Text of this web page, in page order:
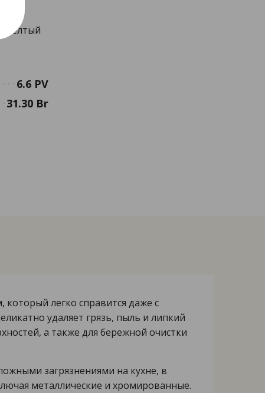
желтый
6.6 PV
31.30 Br
легко справится даже с
удаляет грязь, пыль и липкий
а также для бережной очистки
загрязнениями на кухне, в
металлические и хромированные.